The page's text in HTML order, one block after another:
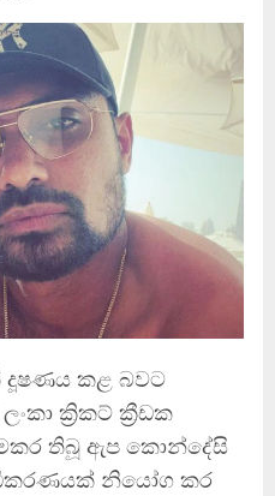
දූෂණය කළ බවට
ක්‍රිකට් ක්‍රීඩක
තිබූ ඇප කොන්දේසි
නියෝග කර